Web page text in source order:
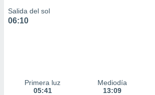
Salida del sol
06:10
Primera luz
05:41
Mediodía
13:09